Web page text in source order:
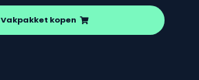
Vakpakket kopen